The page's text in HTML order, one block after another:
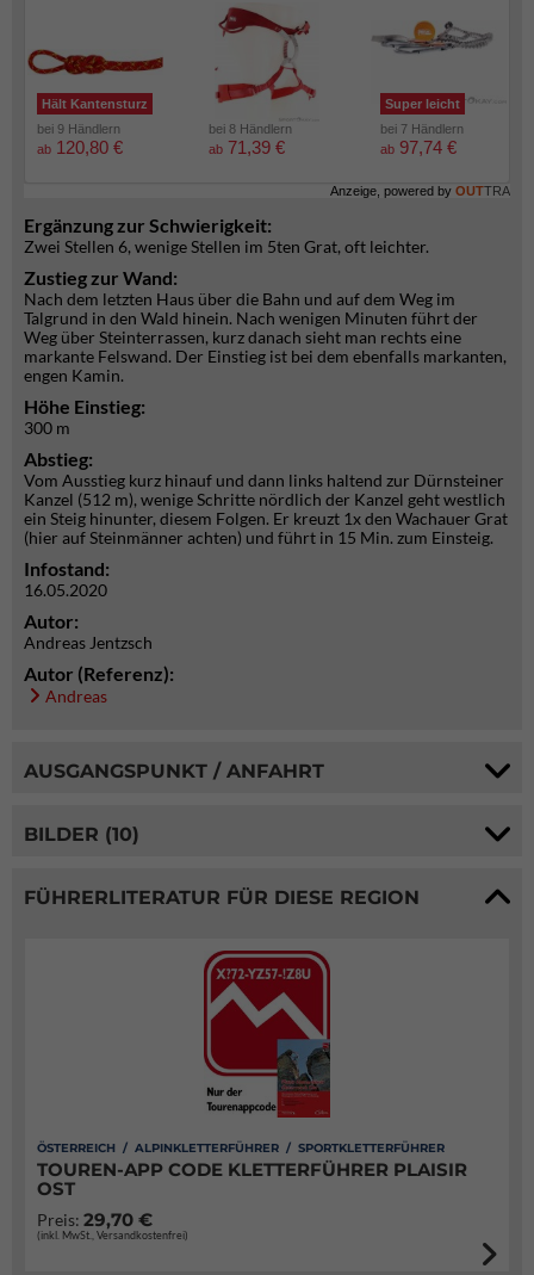
Hält Kantensturz
bei 9 Händlern
ab 120,80 €
bei 8 Händlern
ab 71,39 €
Super leicht
bei 7 Händlern
ab 97,74 €
Anzeige, powered by OUTTRA
Ergänzung zur Schwierigkeit:
Zwei Stellen 6, wenige Stellen im 5ten Grat, oft leichter.
Zustieg zur Wand:
Nach dem letzten Haus über die Bahn und auf dem Weg im
Talgrund in den Wald hinein. Nach wenigen Minuten führt der
Weg über Steinterrassen, kurz danach sieht man rechts eine
markante Felswand. Der Einstieg ist bei dem ebenfalls markanten,
engen Kamin.
Höhe Einstieg:
300 m
Abstieg:
Vom Ausstieg kurz hinauf und dann links haltend zur Dürnsteiner
Kanzel (512 m), wenige Schritte nördlich der Kanzel geht westlich
ein Steig hinunter, diesem Folgen. Er kreuzt 1x den Wachauer Grat
(hier auf Steinmänner achten) und führt in 15 Min. zum Einsteig.
Infostand:
16.05.2020
Autor:
Andreas Jentzsch
Autor (Referenz):
Andreas
AUSGANGSPUNKT / ANFAHRT
BILDER (10)
FÜHRERLITERATUR FÜR DIESE REGION
ÖSTERREICH / ALPINKLETTERFÜHRER / SPORTKLETTERFÜHRER
TOUREN-APP CODE KLETTERFÜHRER PLAISIR
OST
Preis: 29,70 €
(inkl. MwSt., Versandkostenfrei)